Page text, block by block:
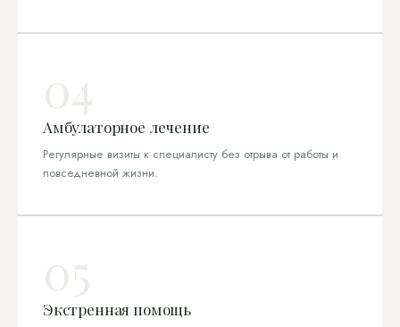
04
Амбулаторное лечение
Регулярные визиты к специалисту без отрыва от работы и
повседневной жизни.
05
Экстренная помощь